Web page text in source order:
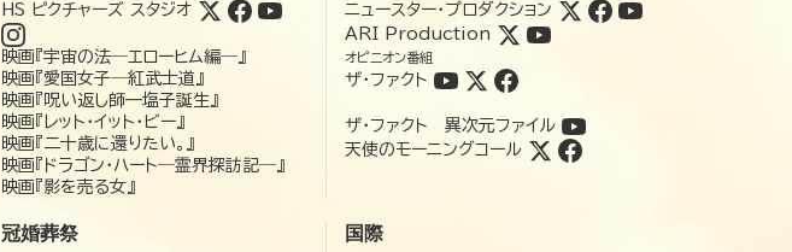
HS ピクチャーズ スタジオ
映画『宇宙の法―エローヒム編―』
映画『愛国女子―紅武士道』
映画『呪い返し師—塩子誕生』
映画『レット・イット・ビー』
映画『二十歳に還りたい。』
映画『ドラゴン・ハート―霊界探訪記―』
映画『影を売る女』
ニュースター・プロダクション
ARI Production
オピニオン番組
ザ・ファクト
ザ・ファクト 異次元ファイル
天使のモーニングコール
冠婚葬祭 国際